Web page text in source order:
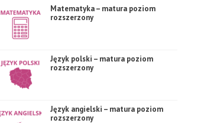
Matematyka – matura poziom
rozszerzony
Język polski – matura poziom
rozszerzony
Język angielski – matura poziom
rozszerzony